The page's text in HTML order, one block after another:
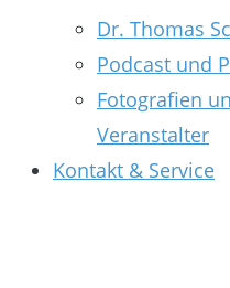
Dr. Thomas
Podcast und
Fotografien
Veranstalter
Kontakt & Service